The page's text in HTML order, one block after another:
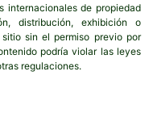
internacionales de propiedad
distribución, exhibición o
sin el permiso previo por
podría violar las leyes
regulaciones.